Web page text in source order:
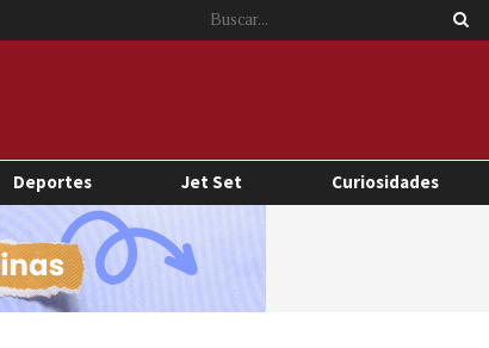
Deportes Jet Set Curiosidades